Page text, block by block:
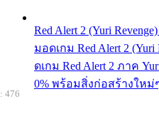
Red Alert 2 (Yuri
มอดเกม Red Alert 2 (Yuri
ดเกม Red Alert 2 ภาค
0% พร้อมสิ่งก่อสร้างให
476